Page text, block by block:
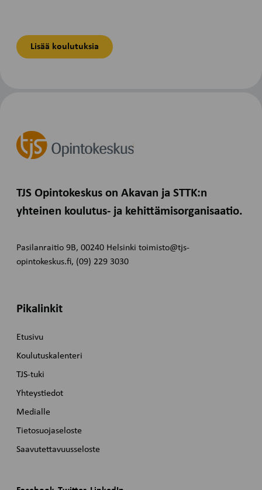
Lisää koulutuksia
TJS Opintokeskus on Akavan ja STTK:n
yhteinen koulutus- ja kehittämisorganisaatio.
Pasilanraitio 9B, 00240 Helsinki toimisto@tjs-
opintokeskus.fi, (09) 229 3030
Pikalinkit
Etusivu
Koulutuskalenteri
TJS-tuki
Yhteystiedot
Medialle
Tietosuojaseloste
Saavutettavuusseloste